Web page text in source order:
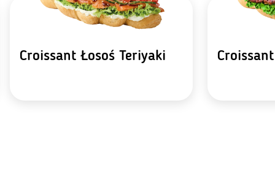
Croissant Łosoś Teriyaki